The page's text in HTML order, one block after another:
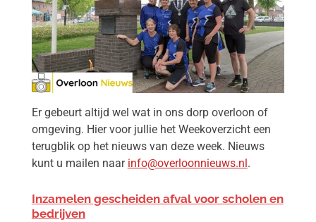
Er gebeurt altijd wel wat in ons dorp overloon of
omgeving. Hier voor jullie het Weekoverzicht een
terugblik op het nieuws van deze week. Nieuws
kunt u mailen naar info@overloonnieuws.nl .
Inzamelen gescheiden afval voor scholen en
bedrijven